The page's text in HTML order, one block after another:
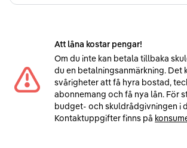
Att låna kostar pengar!
Om du inte kan betala tillbaka
du en betalningsanmärkning. Det
svårigheter att få hyra bostad,
abonnemang och få nya lån. För
budget- och skuldrådgivningen i
Kontaktuppgifter finns på